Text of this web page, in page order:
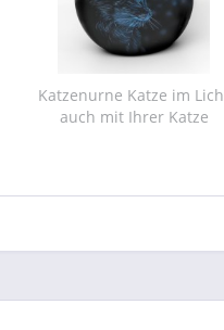
Katzenurne Katze im
auch mit Ihrer Katze